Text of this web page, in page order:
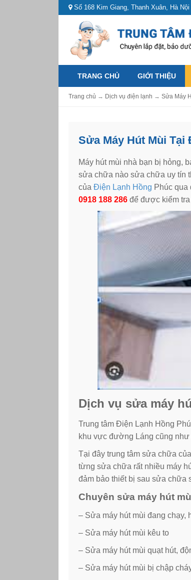
Số 168 Kim Giang, Thanh Xuân, Hà Nội
TRANG CHỦ GIỚI THIỆU
Trang chủ → Dịch vụ điện lạnh → Sửa Máy
Sửa Máy Hút Mùi
Máy hút mùi nhà bạn bị hỏng,
sửa chữa nào sửa chữa uy tín
của Điện Lạnh Hồng Phúc
0918 188 286 để được kiểm
Dịch vụ sửa máy
Trung tâm Điện Lạnh Hồng
khu vực đường Láng cũng
Tại đây trung tâm sửa chữa
từng sửa chữa rất nhiều máy
đảm bảo thiết bị sau sửa chữa
Chuyên sửa máy hút
– Sửa máy hút mùi đang chạy,
– Sửa máy hút mùi kêu to
– Sửa máy hút mùi quạt hút,
– Sửa máy hút mùi bị chập